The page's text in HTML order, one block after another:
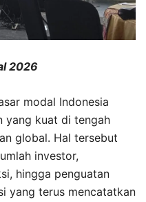
2026
modal Indonesia
yang kuat di tengah
global. Hal tersebut
investor,
hingga penguatan
yang terus mencatatkan